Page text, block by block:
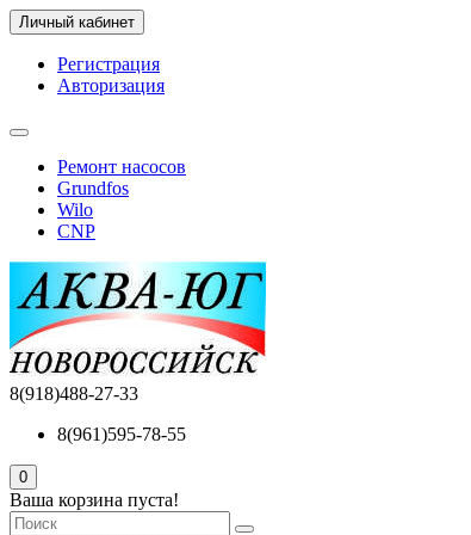
Личный кабинет
Регистрация
Авторизация
Ремонт насосов
Grundfos
Wilo
CNP
8(918)488-27-33
8(961)595-78-55
0
Ваша корзина пуста!